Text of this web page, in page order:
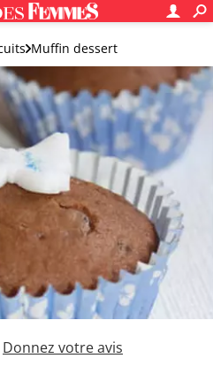
Muffin dessert
Donnez votre avis